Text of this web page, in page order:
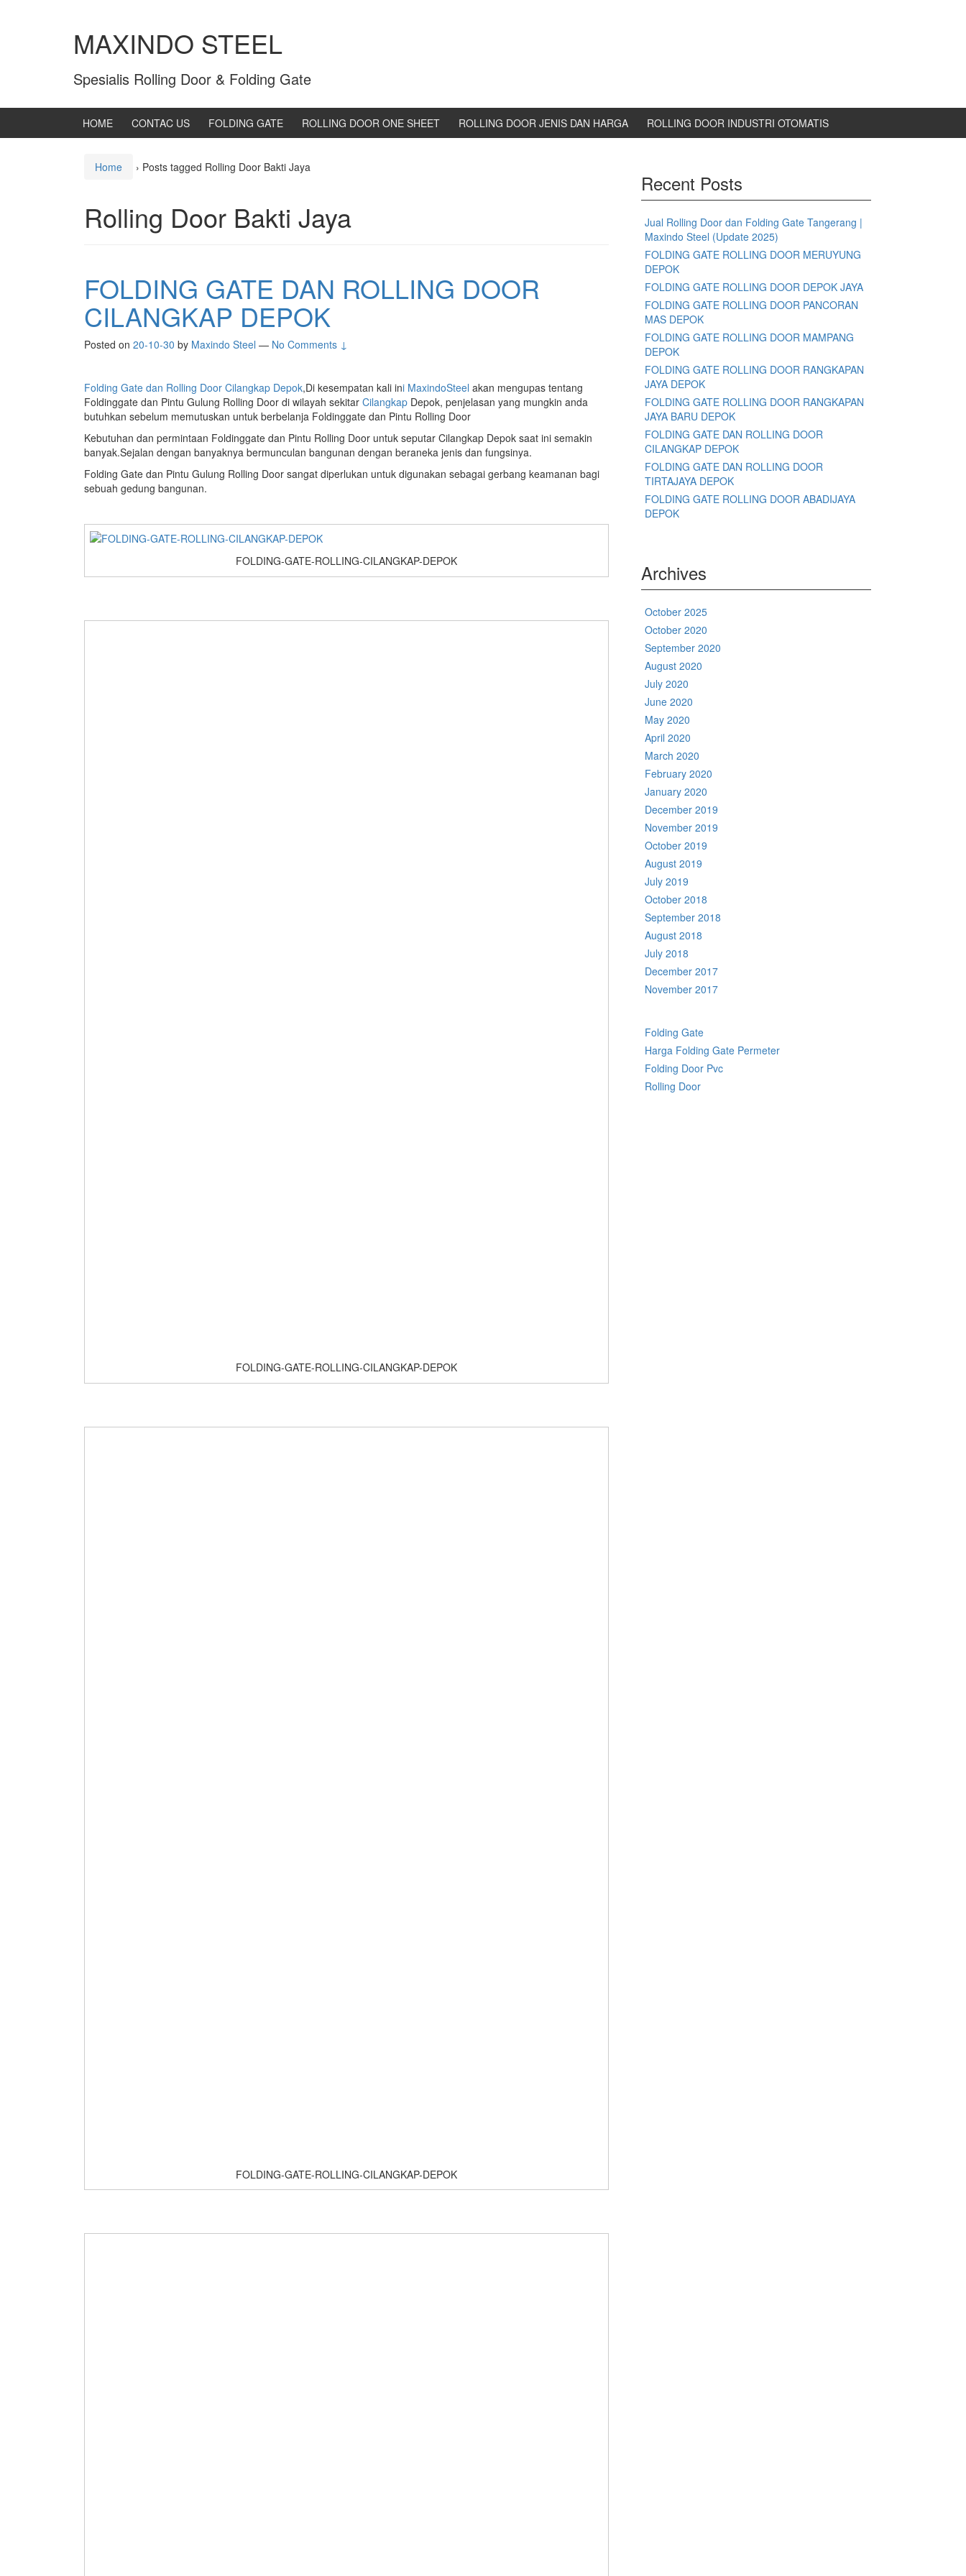
MAXINDO STEEL
Spesialis Rolling Door & Folding Gate
HOME CONTAC US FOLDING GATE ROLLING DOOR ONE SHEET ROLLING DOOR JENIS DAN HARGA ROLLING DOOR INDUSTRI OTOMATIS
Home › Posts tagged Rolling Door Bakti Jaya
Rolling Door Bakti Jaya
FOLDING GATE DAN ROLLING DOOR
CILANGKAP DEPOK
Posted on 20-10-30 by Maxindo Steel — No Comments ↓
Folding Gate dan Rolling Door Cilangkap Depok,Di kesempatan kali ini MaxindoSteel akan mengupas tentang
Foldinggate dan Pintu Gulung Rolling Door di wilayah sekitar Cilangkap Depok, penjelasan yang mungkin anda
butuhkan sebelum memutuskan untuk berbelanja Foldinggate dan Pintu Rolling Door
Kebutuhan dan permintaan Foldinggate dan Pintu Rolling Door untuk seputar Cilangkap Depok saat ini semakin
banyak.Sejalan dengan banyaknya bermunculan bangunan dengan beraneka jenis dan fungsinya.
Folding Gate dan Pintu Gulung Rolling Door sangat diperlukan untuk digunakan sebagai gerbang keamanan bagi
sebuah gedung bangunan.
FOLDING-GATE-ROLLING-CILANGKAP-DEPOK
FOLDING-GATE-ROLLING-CILANGKAP-DEPOK
FOLDING-GATE-ROLLING-CILANGKAP-DEPOK
Recent Posts
Jual Rolling Door dan Folding Gate Tangerang |
Maxindo Steel (Update 2025)
FOLDING GATE ROLLING DOOR MERUYUNG
DEPOK
FOLDING GATE ROLLING DOOR DEPOK JAYA
FOLDING GATE ROLLING DOOR PANCORAN
MAS DEPOK
FOLDING GATE ROLLING DOOR MAMPANG
DEPOK
FOLDING GATE ROLLING DOOR RANGKAPAN
JAYA DEPOK
FOLDING GATE ROLLING DOOR RANGKAPAN
JAYA BARU DEPOK
FOLDING GATE DAN ROLLING DOOR
CILANGKAP DEPOK
FOLDING GATE DAN ROLLING DOOR
TIRTAJAYA DEPOK
FOLDING GATE ROLLING DOOR ABADIJAYA
DEPOK
Archives
October 2025
October 2020
September 2020
August 2020
July 2020
June 2020
May 2020
April 2020
March 2020
February 2020
January 2020
December 2019
November 2019
October 2019
August 2019
July 2019
October 2018
September 2018
August 2018
July 2018
December 2017
November 2017
Folding Gate
Harga Folding Gate Permeter
Folding Door Pvc
Rolling Door